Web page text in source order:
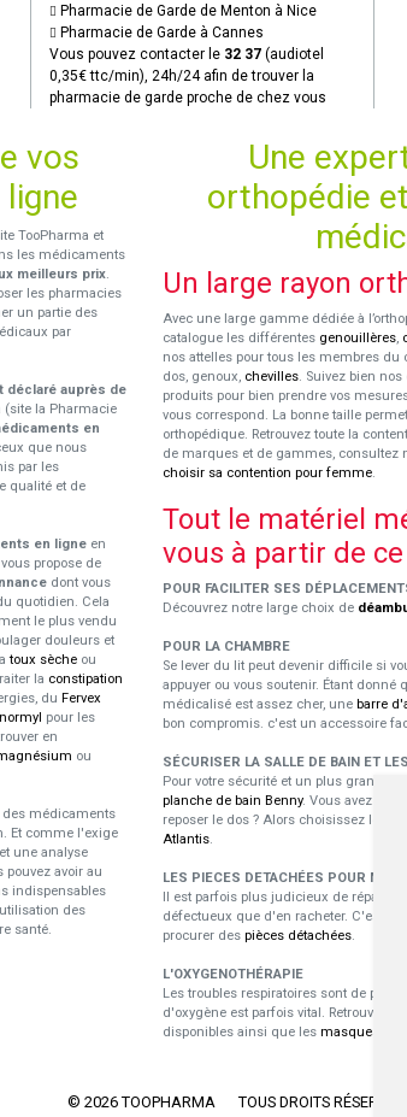
Pharmacie de Garde de Menton à Nice
Pharmacie de Garde à Cannes
Vous pouvez contacter le 32 37 (audiotel
0,35€ ttc/min), 24h/24 afin de trouver la
pharmacie de garde proche de chez vous
vos
TooPharma et
les médicaments
meilleurs prix.
les pharmacies
un partie des
par
déclaré auprès de
(site la Pharmacie
en
que nous
par les
qualité et de
en ligne en
propose de
dont vous
quotidien. Cela
le plus vendu
douleurs et
toux sèche ou
la constipation
du Fervex
pour les
en
ou
des médicaments
Et comme l'exige
une analyse
avoir au
indispensables
des
santé.
Une
orthopédie
Un large rayon
Avec une large gamme dédiée à
catalogue les différentes genouillères,
nos attelles pour tous les membres du
dos, genoux, chevilles. Suivez bien
produits pour bien prendre vos
vous correspond. La bonne taille
orthopédique. Retrouvez toute la
de marques et de gammes, consultez
choisir sa contention pour femme.
Tout le matériel
vous à partir de
POUR FACILITER SES
Découvrez notre large choix de
POUR LA CHAMBRE
Se lever du lit peut devenir difficile si
appuyer ou vous soutenir. Étant donné
médicalisé est assez cher, une barre
bon compromis. c'est un accessoire
SÉCURISER LA SALLE DE BAIN ET
Pour votre sécurité et un plus grand
planche de bain Benny. Vous avez
reposer le dos ? Alors choisissez le
Atlantis.
LES PIECES DETACHÉES POUR
Il est parfois plus judicieux de réparer
défectueux que d'en racheter. C'est là
procurer des pièces détachées.
L'OXYGENOTHÉRAPIE
Les troubles respiratoires sont de plus
d'oxygène est parfois vital. Retrouvez les
disponibles ainsi que les masques et
© 2026 TOOPHARMA TOUS DROITS RÉSERVÉS.